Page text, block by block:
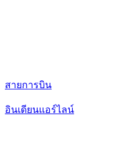
สายการบิน
อินเดียนแอร์ไลน์